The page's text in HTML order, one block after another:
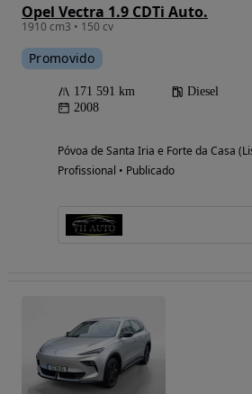
Opel Vectra 1.9 CDTi Auto.
1910 cm3 • 150 cv
Promovido
171 591 km Diesel
2008
Póvoa de Santa Iria e Forte da Casa
Profissional • Publicado